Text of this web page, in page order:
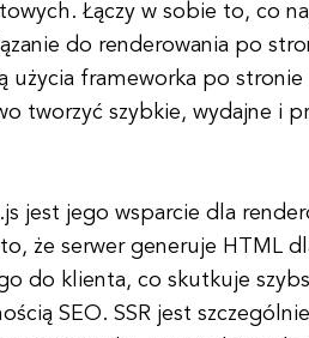
Łączy w sobie to, co
do renderowania po
użycia frameworka po
tworzyć szybkie, wydajne i
jest jego wsparcie dla
to, że serwer generuje HTML
do klienta, co skutkuje
SEO. SSR jest